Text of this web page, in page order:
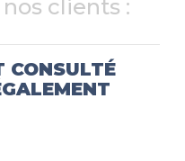
clients :
CONSULTÉ